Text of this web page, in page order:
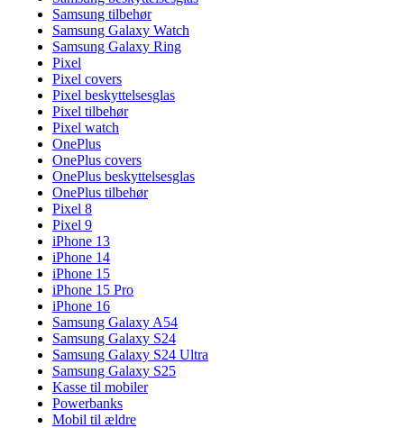
Samsung tilbehør
Samsung Galaxy Watch
Samsung Galaxy Ring
Pixel
Pixel covers
Pixel beskyttelsesglas
Pixel tilbehør
Pixel watch
OnePlus
OnePlus covers
OnePlus beskyttelsesglas
OnePlus tilbehør
Pixel 8
Pixel 9
iPhone 13
iPhone 14
iPhone 15
iPhone 15 Pro
iPhone 16
Samsung Galaxy A54
Samsung Galaxy S24
Samsung Galaxy S24 Ultra
Samsung Galaxy S25
Kasse til mobiler
Powerbanks
Mobil til ældre